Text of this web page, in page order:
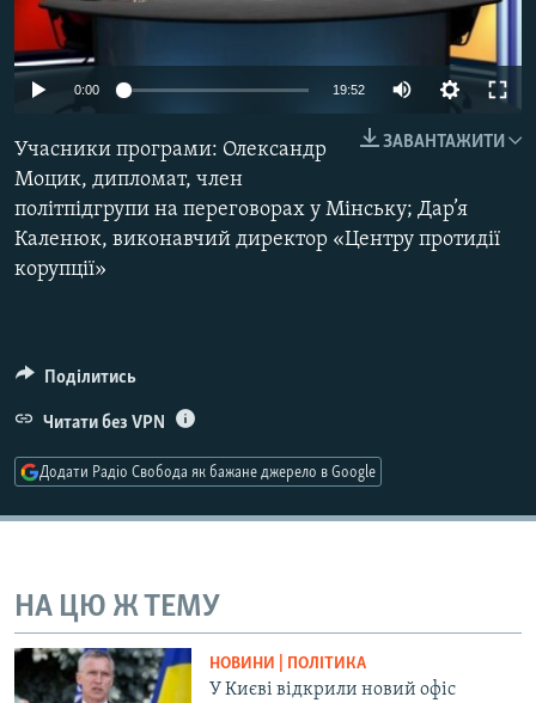
МУЛЬТИМЕДІА
ФОТО
ПОДКАСТИ
КРИМ РЕАЛІЇ
РУС
0:00 19:52
ЗАВАНТАЖИТИ
Учасники програми: Олександр
Моцик, дипломат, член
політпідгрупи на переговорах у Мінську; Дар’я
Каленюк, виконавчий директор «Центру протидії
корупції»
Поділитись
Читати без VPN
Додати Радіо Свобода як бажане джерело в Google
НА ЦЮ Ж ТЕМУ
НОВИНИ | ПОЛІТИКА
У Києві відкрили новий офіс